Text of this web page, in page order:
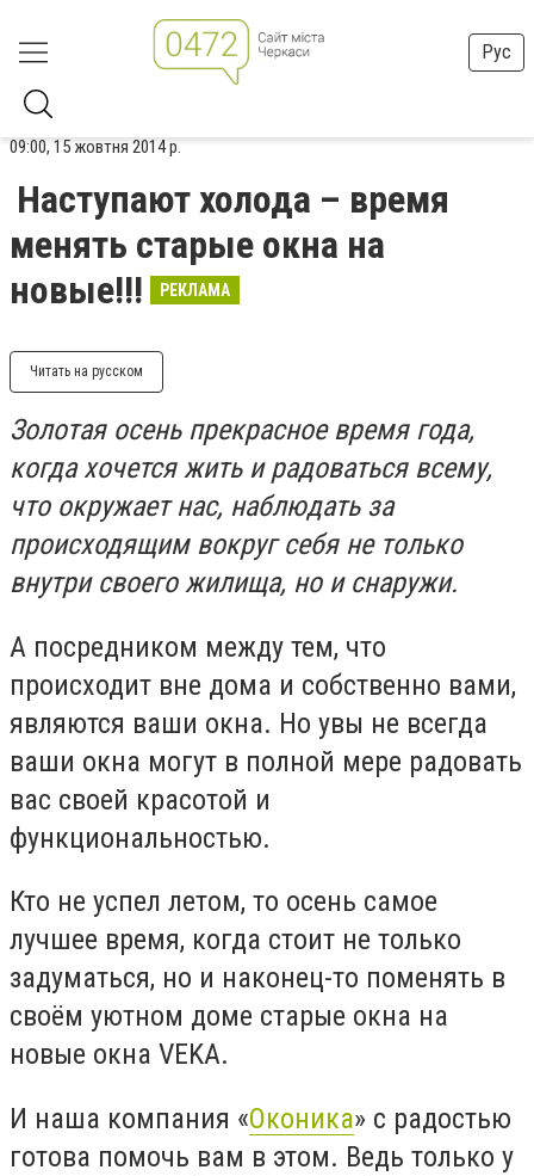
Рус
09:00, 15 жовтня 2014 р.
Наступают холода – время
менять старые окна на
новые!!!
РЕКЛАМА
Читать на русском
Золотая осень прекрасное время года,
когда хочется жить и радоваться всему,
что окружает нас, наблюдать за
происходящим вокруг себя не только
внутри своего жилища, но и снаружи.
А посредником между тем, что
происходит вне дома и собственно вами,
являются ваши окна. Но увы не всегда
ваши окна могут в полной мере радовать
вас своей красотой и
функциональностью.
Кто не успел летом, то осень самое
лучшее время, когда стоит не только
задуматься, но и наконец-то поменять в
своём уютном доме старые окна на
новые окна VEKA.
И наша компания «Оконика» с радостью
готова помочь вам в этом. Ведь только у